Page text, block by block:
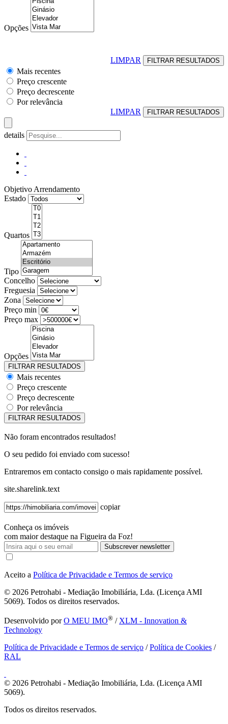
Opções
LIMPAR
Mais recentes
Preço crescente
Preço decrescente
Por relevância
LIMPAR
details
Objetivo Arrendamento
Estado
Quartos
Tipo
Concelho
Freguesia
Zona
Preço min
Preço max
Opções
Mais recentes
Preço crescente
Preço decrescente
Por relevância
Não foram encontrados resultados!
O seu pedido foi enviado com sucesso!
Entraremos em contacto consigo o mais rapidamente possível.
site.sharelink.text
copiar
Conheça os imóveis
com maior destaque na Figueira da Foz!
Subscrever newsletter
Aceito a Política de Privacidade e Termos de serviço
© 2026 Petrohabi - Mediação Imobiliária, Lda. (Licença AMI
5069). Todos os direitos reservados.
Desenvolvido porO MEU IMO® / XLM - Innovation &
Technology
Política de Privacidade e Termos de serviço /Política de Cookies /
RAL
© 2026 Petrohabi - Mediação Imobiliária, Lda. (Licença AMI
5069).
Todos os direitos reservados.